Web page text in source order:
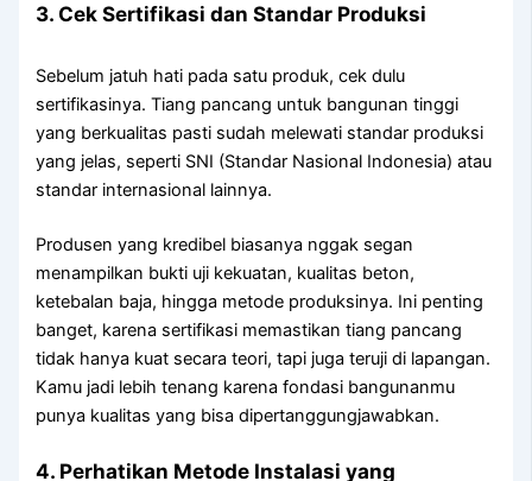
3. Cek Sertifikasi dan Standar Produksi
Sebelum jatuh hati pada satu produk, cek dulu
sertifikasinya. Tiang pancang untuk bangunan tinggi
yang berkualitas pasti sudah melewati standar produksi
yang jelas, seperti SNI (Standar Nasional Indonesia) atau
standar internasional lainnya.
Produsen yang kredibel biasanya nggak segan
menampilkan bukti uji kekuatan, kualitas beton,
ketebalan baja, hingga metode produksinya. Ini penting
banget, karena sertifikasi memastikan tiang pancang
tidak hanya kuat secara teori, tapi juga teruji di lapangan.
Kamu jadi lebih tenang karena fondasi bangunanmu
punya kualitas yang bisa dipertanggungjawabkan.
4. Perhatikan Metode Instalasi yang